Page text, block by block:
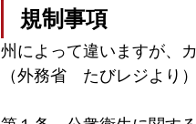
規制事項
州によって違いますが、
（外務省　たびレジより）